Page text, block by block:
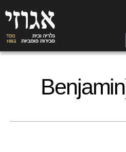
שיף, בנימין (Benjamin